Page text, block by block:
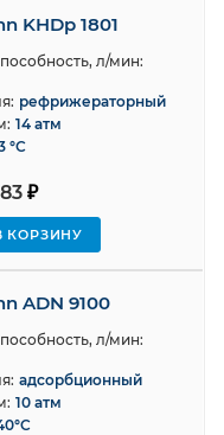
KHDp 1801
₽
КОРЗИНУ
л/мин:
рефрижераторный
14 атм
°С
ADN 9100
л/мин:
адсорбционный
10 атм